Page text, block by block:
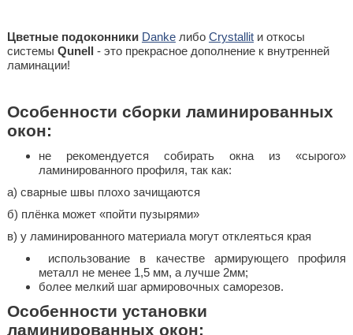
Цветные подоконники Dankeлибо Crystallitи откосы
системы Qunell - это прекрасное дополнение к внутренней
ламинации!
Особенности сборки ламинированных
окон:
не рекомендуется собирать окна из «сырого»
ламинированного профиля, так как:
а) сварные швы плохо зачищаются
б) плёнка может «пойти пузырями»
в) у ламинированного материала могут отклеяться края
использование в качестве армирующего профиля
металл не менее 1,5 мм, а лучше 2мм;
более мелкий шаг армировочных саморезов.
Особенности установки
ламинированных окон: